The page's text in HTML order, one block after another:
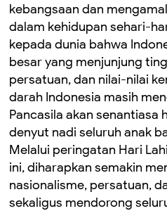
kebangsaan dan
dalam kehidupan sehari-
kepada dunia bahwa
besar yang menjunjung
persatuan, dan nilai-nilai
darah Indonesia masih
Pancasila akan senantiasa
denyut nadi seluruh anak
Melalui peringatan Hari
ini, diharapkan semakin
nasionalisme, persatuan,
sekaligus mendorong